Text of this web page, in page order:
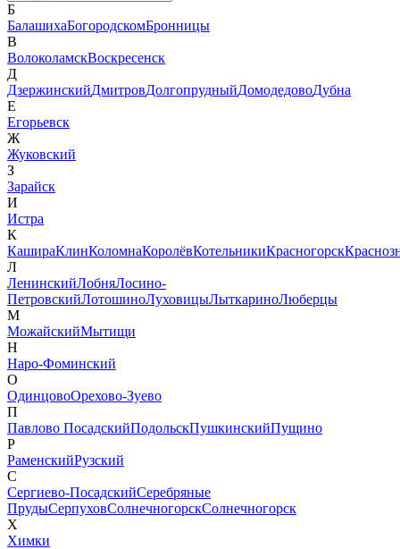
Б
БалашихаБогородскомБронницы
В
ВолоколамскВоскресенск
Д
ДзержинскийДмитровДолгопрудныйДомодедовоДубна
Е
Егорьевск
Ж
Жуковский
З
Зарайск
И
Истра
К
КашираКлинКоломнаКоролёвКотельникиКрасногорск
Л
ЛенинскийЛобняЛосино-
ПетровскийЛотошиноЛуховицыЛыткариноЛюберцы
М
МожайскийМытищи
Н
Наро-Фоминский
О
ОдинцовоОрехово-Зуево
П
Павлово ПосадскийПодольскПушкинскийПущино
Р
РаменскийРузский
С
Сергиево-ПосадскийСеребряные
ПрудыСерпуховСолнечногорскСолнечногорск
Х
Химки